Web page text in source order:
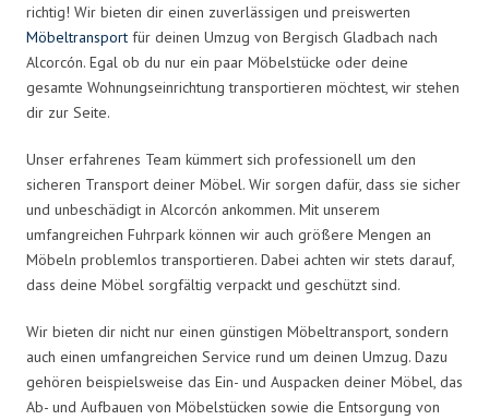
richtig! Wir bieten dir einen zuverlässigen und preiswerten
Möbeltransport für deinen Umzug von Bergisch Gladbach nach
Alcorcón. Egal ob du nur ein paar Möbelstücke oder deine
gesamte Wohnungseinrichtung transportieren möchtest, wir stehen
dir zur Seite.
Unser erfahrenes Team kümmert sich professionell um den
sicheren Transport deiner Möbel. Wir sorgen dafür, dass sie sicher
und unbeschädigt in Alcorcón ankommen. Mit unserem
umfangreichen Fuhrpark können wir auch größere Mengen an
Möbeln problemlos transportieren. Dabei achten wir stets darauf,
dass deine Möbel sorgfältig verpackt und geschützt sind.
Wir bieten dir nicht nur einen günstigen Möbeltransport, sondern
auch einen umfangreichen Service rund um deinen Umzug. Dazu
gehören beispielsweise das Ein- und Auspacken deiner Möbel, das
Ab- und Aufbauen von Möbelstücken sowie die Entsorgung von